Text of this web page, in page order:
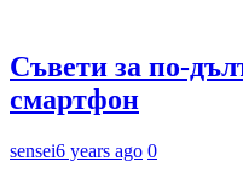
Съвети за по-
смартфон
sensei6 years ago 0